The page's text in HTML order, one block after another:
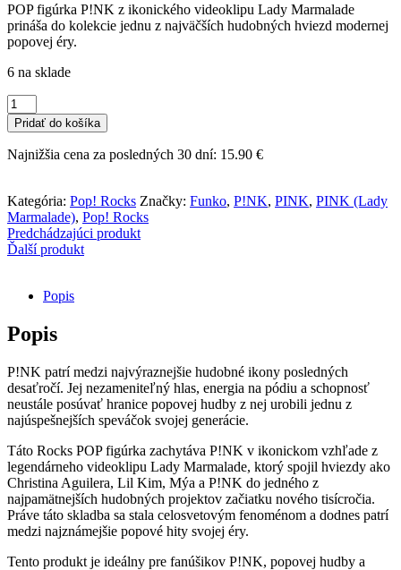
POP figúrka P!NK z ikonického videoklipu Lady Marmalade
prináša do kolekcie jednu z najväčších hudobných hviezd modernej
popovej éry.
6 na sklade
množstvo
Funko
POP!
Rocks
(Lady
Marmalade)
Pridať do košíka
Najnižšia cena za posledných 30 dní: 15.90 €
Kategória: Pop! Rocks Značky: Funko, P!NK, PINK, PINK (Lady
Marmalade), Pop! Rocks
Predchádzajúci produkt
Ďalší produkt
Popis
Popis
P!NK patrí medzi najvýraznejšie hudobné ikony posledných
desaťročí. Jej nezameniteľný hlas, energia na pódiu a schopnosť
neustále posúvať hranice popovej hudby z nej urobili jednu z
najúspešnejších speváčok svojej generácie.
Táto Rocks POP figúrka zachytáva P!NK v ikonickom vzhľade z
legendárneho videoklipu Lady Marmalade, ktorý spojil hviezdy ako
Christina Aguilera, Lil Kim, Mýa a P!NK do jedného z
najpamätnejších hudobných projektov začiatku nového tisícročia.
Práve táto skladba sa stala celosvetovým fenoménom a dodnes patrí
medzi najznámejšie popové hity svojej éry.
Tento produkt je ideálny pre fanúšikov P!NK, popovej hudby a